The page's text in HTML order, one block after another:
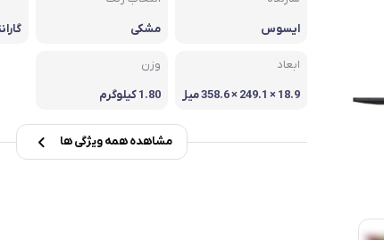
ایسوس
مشکی
ابعاد
18.9 × 249.1 × 358.6 میل
وزن
1.80 کیلوگرم
مشاهده همه ویژگی ها